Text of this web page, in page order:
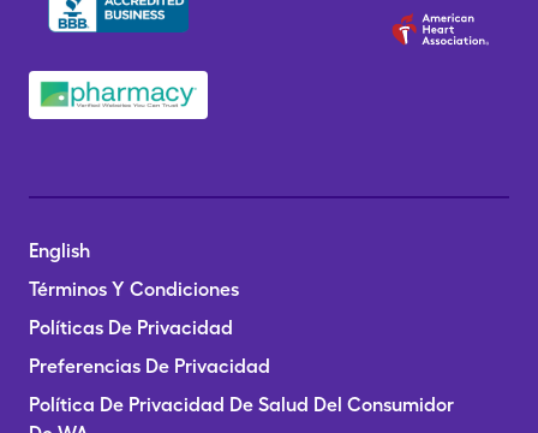
English
Términos Y Condiciones
Políticas De Privacidad
Preferencias De Privacidad
Política De Privacidad De Salud Del Consumidor